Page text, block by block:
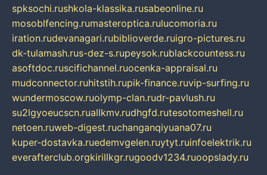
spksochi.rushkola-klassika.rusabeonline.ru
mosoblfencing.rumasteroptica.rulucomoria.ru
iration.rudevanagari.rubiblioverde.ruigro-pictures.ru
dk-tulamash.rus-dez-s.rupeysok.rublackcountess.ru
asoftdoc.ruscifichannel.ruocenka-appraisal.ru
mudconnector.ruhitstih.rupik-finance.ruvip-surfing.ru
wundermoscow.ruolymp-clan.rudr-pavlush.ru
su2lgyoeucscn.ruallkmv.rudhgfd.rutesotomeshell.ru
netoen.ruweb-digest.ruchanganqiyuana07.ru
kuper-dostavka.ruedemvgelen.ruytyt.ruinfoelektrik.ru
everafterclub.orgkirillkgr.rugoodv1234.ruoopslady.ru